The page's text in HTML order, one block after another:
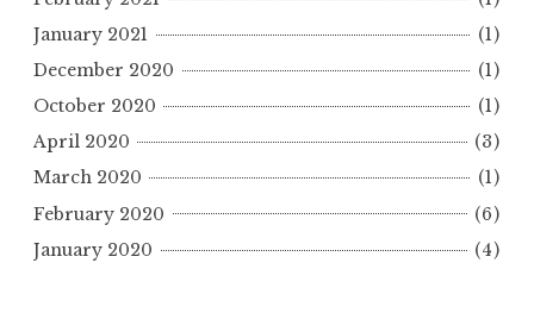
January 2021
(1)
December 2020
(1)
October 2020
(1)
April 2020
(3)
March 2020
(1)
February 2020
(6)
January 2020
(4)